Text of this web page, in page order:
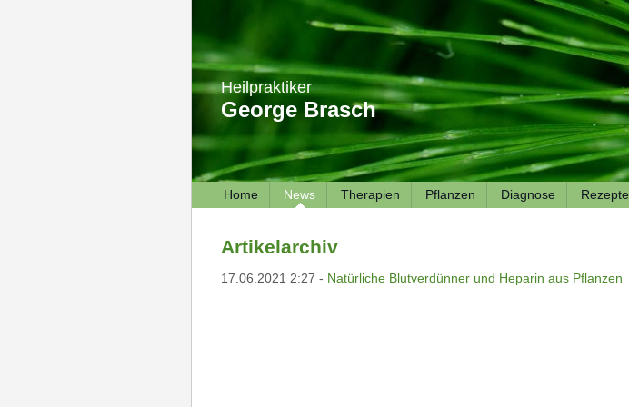
Heilpraktiker
George Brasch
Home News Therapien Pflanzen Diagnose Rezepte
Artikelarchiv
17.06.2021 2:27 - Natürliche Blutverdünner und Heparin aus Pflanzen